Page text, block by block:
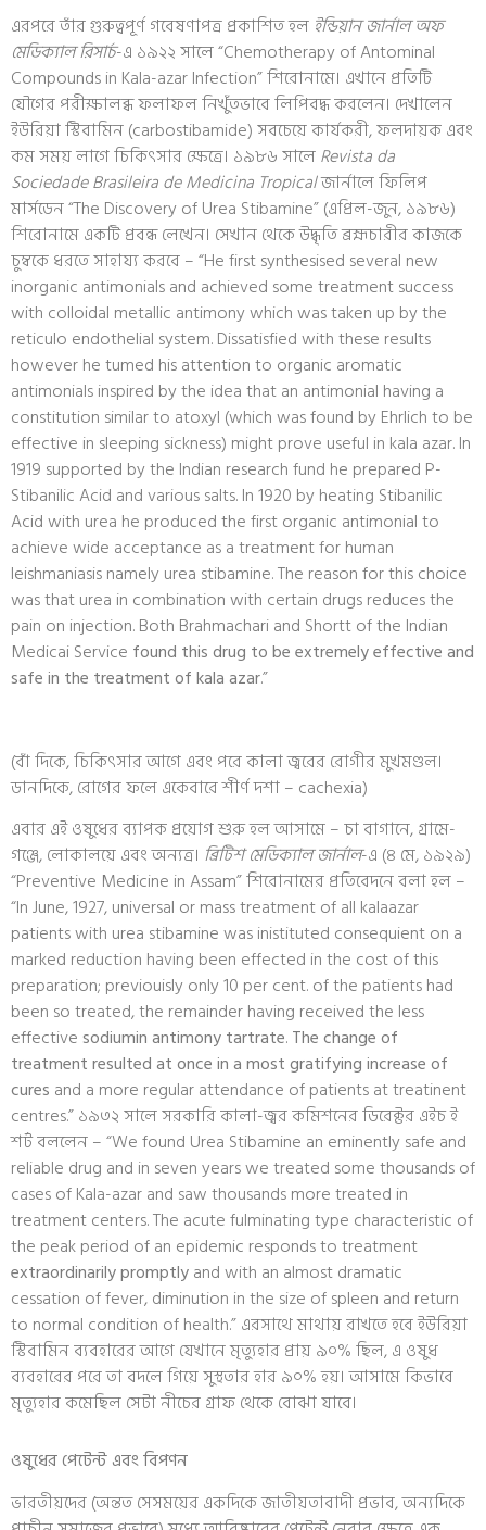
এরপরে তাঁর গুরুত্বপূর্ণ গবেষণাপত্র প্রকাশিত হল ইন্ডিয়ান জার্নাল অফ
মেডিক্যাল রিসার্চ-এ ১৯২২ সালে “Chemotherapy of Antominal
Compounds in Kala-azar Infection” শিরোনামে। এখানে প্রতিটি
যৌগের পরীক্ষালব্ধ ফলাফল নিখুঁতভাবে লিপিবদ্ধ করলেন। দেখালেন
ইউরিয়া স্টিবামিন (carbostibamide) সবচেয়ে কার্যকরী, ফলদায়ক এবং
কম সময় লাগে চিকিৎসার ক্ষেত্রে। ১৯৮৬ সালেRevista da
Sociedade Brasileira de Medicina Tropicalজার্নালে ফিলিপ
মার্সডেন “The Discovery of Urea Stibamine” (এপ্রিল-জুন, ১৯৮৬)
শিরোনামে একটি প্রবন্ধ লেখেন। সেখান থেকে উদ্ধৃতি ব্রহ্মচারীর কাজকে
চুম্বকে ধরতে সাহায্য করবে – “He first synthesised several new
inorganic antimonials and achieved some treatment success
with colloidal metallic antimony which was taken up by the
reticulo endothelial system. Dissatisfied with these results
however he tumed his attention to organic aromatic
antimonials inspired by the idea that an antimonial having a
constitution similar to atoxyl (which was found by Ehrlich to be
effective in sleeping sickness) might prove useful in kala azar. In
1919 supported by the Indian research fund he prepared P-
Stibanilic Acid and various salts. In 1920 by heating Stibanilic
Acid with urea he produced the first organic antimonial to
achieve wide acceptance as a treatment for human
leishmaniasis namely urea stibamine. The reason for this choice
was that urea in combination with certain drugs reduces the
pain on injection. Both Brahmachari and Shortt of the Indian
Medicai Service found this drug to be extremely effective and
safe in the treatment of kala azar.”
(বাঁ দিকে, চিকিৎসার আগে এবং পরে কালা জ্বরের রোগীর মুখমণ্ডল।
ডানদিকে, রোগের ফলে একেবারে শীর্ণ দশা – cachexia)
এবার এই ওষুধের ব্যাপক প্রয়োগ শুরু হল আসামে – চা বাগানে, গ্রামে-
গঞ্জে, লোকালয়ে এবং অন্যত্র। ব্রিটিশ মেডিক্যাল জার্নাল-এ (৪ মে, ১৯২৯)
“Preventive Medicine in Assam” শিরোনামের প্রতিবেদনে বলা হল –
“In June, 1927, universal or mass treatment of all kalaazar
patients with urea stibamine was inistituted consequient on a
marked reduction having been effected in the cost of this
preparation; previouisly only 10 per cent. of the patients had
been so treated, the remainder having received the less
effective sodiumin antimony tartrate.The change of
treatment resulted at once in a most gratifying increase of
cures and a more regular attendance of patients at treatinent
centres.” ১৯৩২ সালে সরকারি কালা-জ্বর কমিশনের ডিরেক্টর এইচ ই
শর্ট বললেন – “We found Urea Stibamine an eminently safe and
reliable drug and in seven years we treated some thousands of
cases of Kala-azar and saw thousands more treated in
treatment centers. The acute fulminating type characteristic of
the peak period of an epidemic responds to treatment
extraordinarily promptlyand with an almost dramatic
cessation of fever, diminution in the size of spleen and return
to normal condition of health.” এরসাথে মাথায় রাখতে হবে ইউরিয়া
স্টিবামিন ব্যবহারের আগে যেখানে মৃত্যুহার প্রায় ৯০% ছিল, এ ওষুধ
ব্যবহারের পরে তা বদলে গিয়ে সুস্থতার হার ৯০% হয়। আসামে কিভাবে
মৃত্যুহার কমেছিল সেটা নীচের গ্রাফ থেকে বোঝা যাবে।
ওষুধের পেটেন্ট এবং বিপণন
ভারতীয়দের (অন্তত সেসময়ের একদিকে জাতীয়তাবাদী প্রভাব, অন্যদিকে